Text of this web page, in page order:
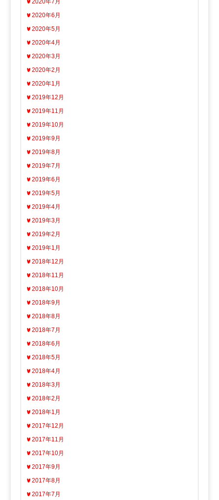
2020年6月
2020年5月
2020年4月
2020年3月
2020年2月
2020年1月
2019年12月
2019年11月
2019年10月
2019年9月
2019年8月
2019年7月
2019年6月
2019年5月
2019年4月
2019年3月
2019年2月
2019年1月
2018年12月
2018年11月
2018年10月
2018年9月
2018年8月
2018年7月
2018年6月
2018年5月
2018年4月
2018年3月
2018年2月
2018年1月
2017年12月
2017年11月
2017年10月
2017年9月
2017年8月
2017年7月